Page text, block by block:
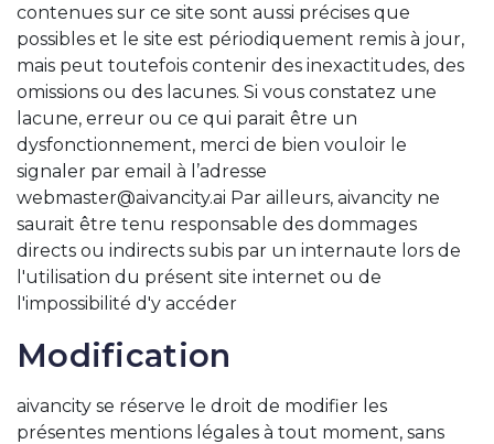
contenues sur ce site sont aussi précises que
possibles et le site est périodiquement remis à jour,
mais peut toutefois contenir des inexactitudes, des
omissions ou des lacunes. Si vous constatez une
lacune, erreur ou ce qui parait être un
dysfonctionnement, merci de bien vouloir le
signaler par email à l’adresse
webmaster@aivancity.ai Par ailleurs, aivancity ne
saurait être tenu responsable des dommages
directs ou indirects subis par un internaute lors de
l'utilisation du présent site internet ou de
l'impossibilité d'y accéder
Modification
aivancity se réserve le droit de modifier les
présentes mentions légales à tout moment, sans